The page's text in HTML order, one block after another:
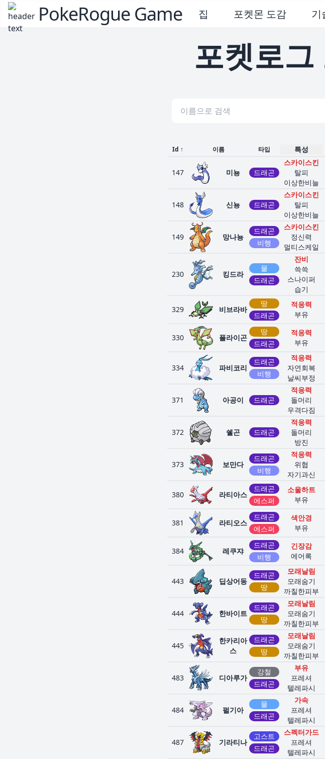
PokeRogue Game 집 포켓몬 도감 기
포켓로
Id ↑ 이름 타입 특성
147 미뇽 드래곤
스카이스킨
탈피
이상한비늘
148 신뇽 드래곤
스카이스킨
탈피
이상한비늘
149 망나뇽
드래곤
비행
스카이스킨
정신력
멀티스케일
230 킹드라
물
드래곤
잔비
쓱쓱
스나이퍼
습기
329 비브라바
땅
드래곤
적응력
부유
330 플라이곤
땅
드래곤
적응력
부유
334 파비코리
드래곤
비행
적응력
자연회복
날씨부정
371 아공이 드래곤
적응력
돌머리
우격다짐
372 쉘곤 드래곤
적응력
돌머리
방진
373 보만다
드래곤
비행
적응력
위협
자기과신
380 라티아스
드래곤
에스퍼
소울하트
부유
381 라티오스
드래곤
에스퍼
색안경
부유
384 레쿠쟈
드래곤
비행
긴장감
에어록
443 딥상어동
드래곤
땅
모래날림
모래숨기
까칠한피부
444 한바이트
드래곤
땅
모래날림
모래숨기
까칠한피부
445
한카리아
스
드래곤
땅
모래날림
모래숨기
까칠한피부
483 디아루가
강철
드래곤
부유
프레셔
텔레파시
484 펄기아
물
드래곤
가속
프레셔
텔레파시
487 기라티나
고스트
드래곤
스펙터가드
프레셔
텔레파시